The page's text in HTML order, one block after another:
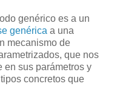
genérico es a un
genérica a una
mecanismo de
que nos
en sus parámetros y
concretos que